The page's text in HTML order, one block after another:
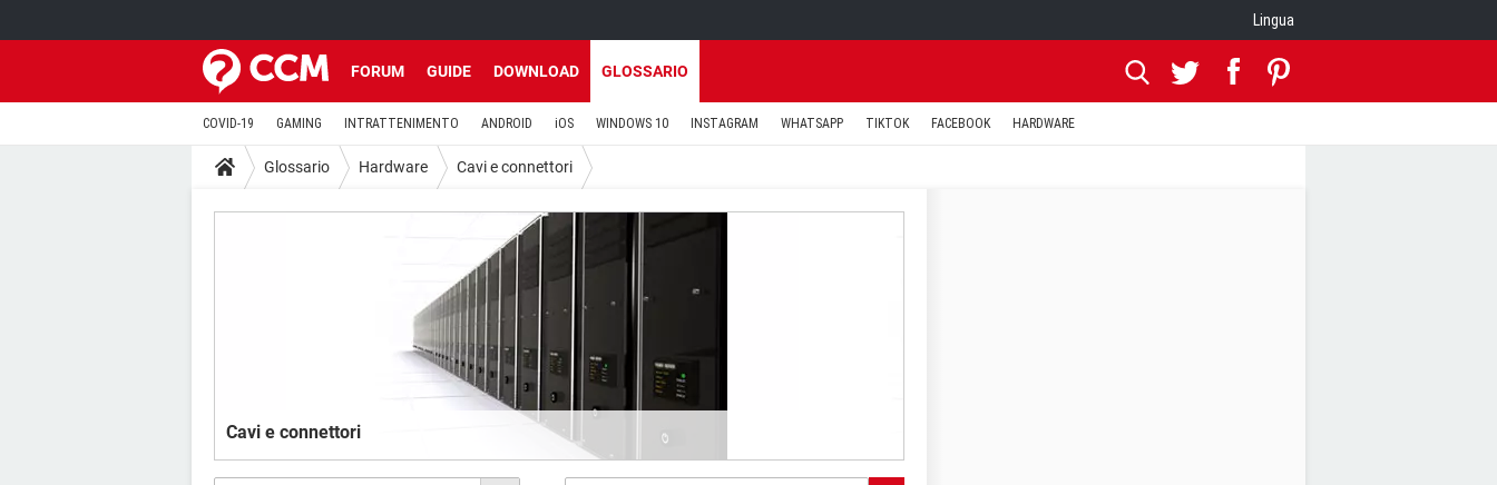
Lingua
FORUM GUIDE DOWNLOAD GLOSSARIO
COVID-19 GAMING INTRATTENIMENTO ANDROID iOS WINDOWS 10 INSTAGRAM WHATSAPP TIKTOK FACEBOOK HARDWARE
Glossario Hardware Cavi e connettori
Cavi e connettori